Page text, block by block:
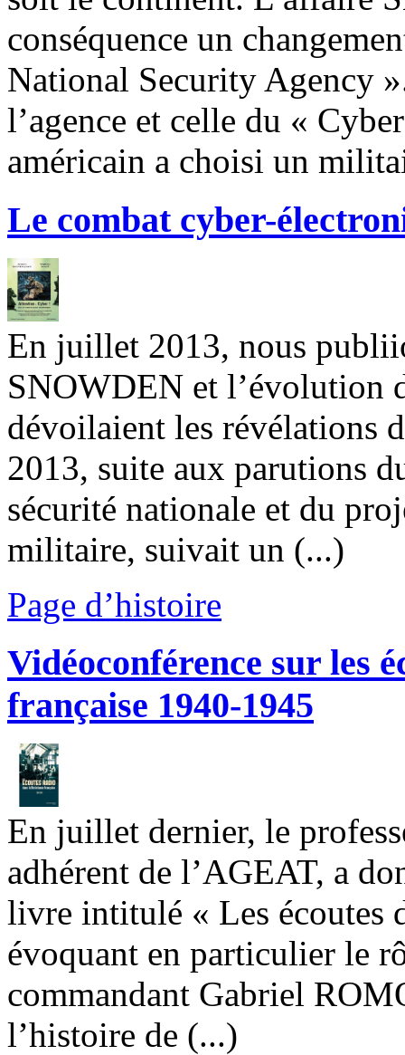
conséquence un
National Security Agency
l’agence et celle du «
américain a choisi un
Le combat cyber-
En juillet 2013, nous
SNOWDEN et l’évolution
dévoilaient les révélations
2013, suite aux parutions
sécurité nationale et du
militaire, suivait un (...)
Page d’histoire
Vidéoconférence sur les
française 1940-1945
En juillet dernier, le
adhérent de l’AGEAT, a
livre intitulé « Les écoutes
évoquant en particulier le
commandant Gabriel
l’histoire de (...)